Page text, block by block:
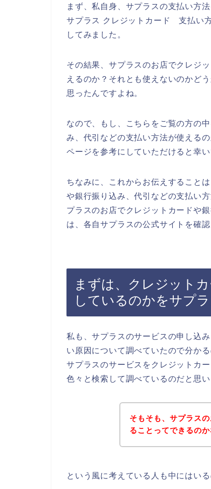
まず、私自身、サプラスの支払い方
サプラス クレジットカード 支払い
してみました。
その結果、サプラスのお店でクレジ
えるのか？それとも使えないのかど
思ったんですよね。
なので、もし、こちらをご覧の方の
み、代引などの支払い方法が使える
ページを参考にしていただけると幸い
ちなみに、これからお伝えすること
や銀行振り込み、代引などの支払い
プラスのお店でクレジットカードや
は、各自サプラスの公式サイトを確
まずは、クレジット
しているのかをサプ
私も、サプラスのサービスの申し込
い原因について調べていたので分か
サプラスのサービスをクレジットカ
色々と検索して調べているのだと思い
そもそも、サプラス
ることってできるのか
という風に考えている人も中にはい